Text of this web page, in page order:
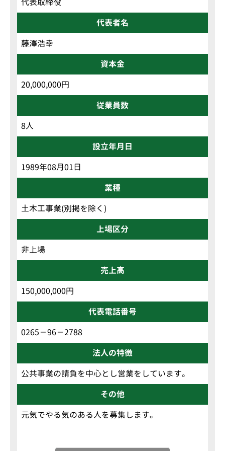
代表取締役
代表者名
藤澤浩幸
資本金
20,000,000円
従業員数
8人
設立年月日
1989年08月01日
業種
土木工事業(別掲を除く)
上場区分
非上場
売上高
150,000,000円
代表電話番号
0265－96－2788
法人の特徴
公共事業の請負を中心とし営業をしています。
その他
元気でやる気のある人を募集します。